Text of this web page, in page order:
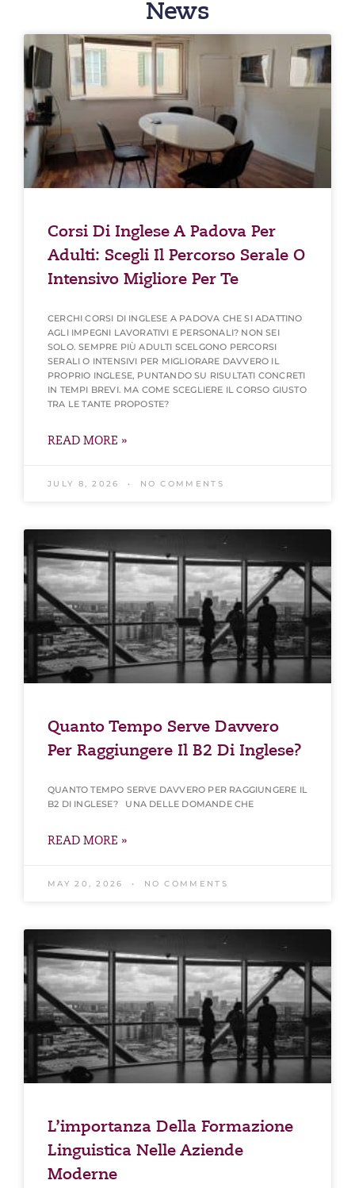
News
Corsi Di Inglese A Padova Per
Adulti: Scegli Il Percorso Serale O
Intensivo Migliore Per Te
CERCHI CORSI DI INGLESE A PADOVA CHE SI ADATTINO
AGLI IMPEGNI LAVORATIVI E PERSONALI? NON SEI
SOLO. SEMPRE PIÙ ADULTI SCELGONO PERCORSI
SERALI O INTENSIVI PER MIGLIORARE DAVVERO IL
PROPRIO INGLESE, PUNTANDO SU RISULTATI CONCRETI
IN TEMPI BREVI. MA COME SCEGLIERE IL CORSO GIUSTO
TRA LE TANTE PROPOSTE?
READ MORE »
JULY 8, 2026 NO COMMENTS
Quanto Tempo Serve Davvero
Per Raggiungere Il B2 Di Inglese?
QUANTO TEMPO SERVE DAVVERO PER RAGGIUNGERE IL
B2 DI INGLESE? UNA DELLE DOMANDE CHE
READ MORE »
MAY 20, 2026 NO COMMENTS
L’importanza Della Formazione
Linguistica Nelle Aziende
Moderne